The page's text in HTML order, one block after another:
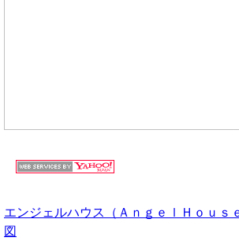
エンジェルハウス（ＡｎｇｅｌＨｏｕｓ
図